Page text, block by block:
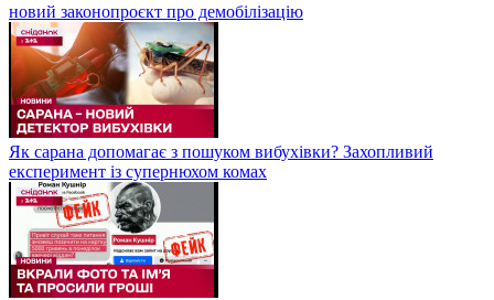
новий законопроєкт про демобілізацію
Як сарана допомагає з пошуком вибухівки? Захопливий
експеримент із супернюхом комах